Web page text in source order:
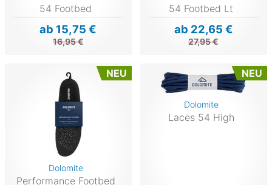
54 Footbed
ab 15,75 €
16,95 €
54 Footbed Lt
ab 22,65 €
27,95 €
NEU
Dolomite
Performance Footbed
NEU
Dolomite
Laces 54 High